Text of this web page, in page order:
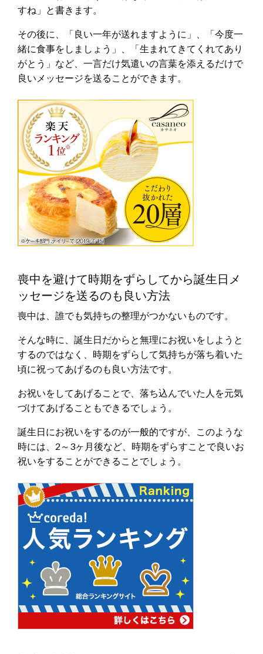
すね」と書きます。
その後に、「良い一年が送れますように」、「今度一
緒に食事をしましょう」、「生まれてきてくれてあり
がとう」など、一言だけ気遣いの言葉を添えるだけで
良いメッセージを送ることができます。
喪中を避けて時期をずらしてから誕生日メ
ッセージを送るのも良い方法
喪中は、誰でも気持ちの整理がつかないものです。
そんな時に、誕生日だからと無理にお祝いをしようと
するのではなく、時期をずらして気持ちが落ち着いた
頃に祝ってあげるのも良い方法です。
お祝いをしてあげることで、落ち込んでいた人を元気
づけてあげることもできるでしょう。
誕生日にお祝いをするのが一般的ですが、このような
時には、2～3ヶ月後など、時期をずらすことで良いお
祝いをすることができることでしょう。